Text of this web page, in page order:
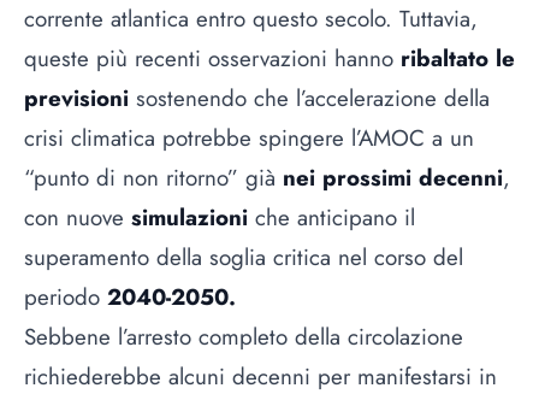
corrente atlantica entro questo secolo. Tuttavia,
queste più recenti osservazioni hanno ribaltato le
previsioni sostenendo che l’accelerazione della
crisi climatica potrebbe spingere l’AMOC a un
“punto di non ritorno” già nei prossimi decenni,
con nuove simulazioni che anticipano il
superamento della soglia critica nel corso del
periodo 2040-2050.
Sebbene l’arresto completo della circolazione
richiederebbe alcuni decenni per manifestarsi in